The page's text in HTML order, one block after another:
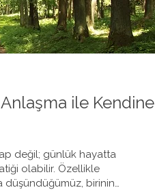
ile Kendine
değil; günlük hayatta
olabilir. Özellikle
düşündüğümüz, birinin